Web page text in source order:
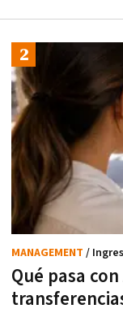
Qué pasa
MANAGEMENT /